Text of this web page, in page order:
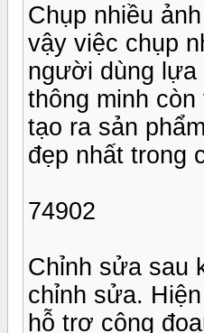
Chụp nhiều
vậy việc chụp
người dùng lựa
thông minh
tạo ra sản
đẹp nhất trong
74902
Chỉnh sửa sau
chỉnh sửa.
hỗ trợ công